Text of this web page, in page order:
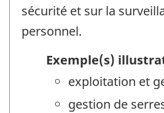
sécurité et sur la
personnel.
Exemple(s)
exploitation et
gestion de